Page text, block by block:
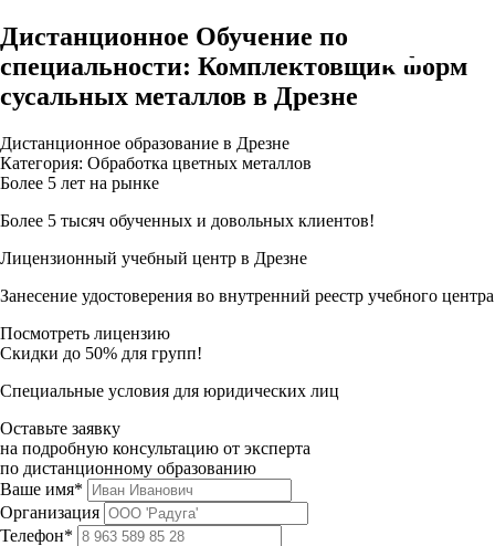
Дистанционное Обучение по
специальности: Комплектовщик форм
сусальных металлов в Дрезне
Дистанционное образование в Дрезне
Категория: Обработка цветных металлов
Более 5 лет на рынке
Более 5 тысяч обученных и довольных клиентов!
Лицензионный учебный центр в Дрезне
Занесение удостоверения во внутренний реестр учебного центра
Посмотреть лицензию
Скидки до 50% для групп!
Специальные условия для юридических лиц
Оставьте заявку
на подробную консультацию от эксперта
по дистанционному образованию
Ваше имя*
Организация
Телефон*